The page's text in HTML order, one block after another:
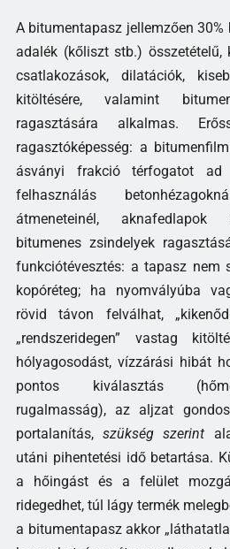
A bitumentapasz jellemzően 30%
adalék (kőliszt stb.) összetételű,
csatlakozások, dilatációk,
kitöltésére, valamint
ragasztására alkalmas.
ragasztóképesség: a
ásványi frakció térfogatot ad
felhasználás
átmeneteinél, aknafedlapok
bitumenes zsindelyek
funkciótévesztés: a tapasz nem
kopóréteg; ha nyomvályúba
rövid távon felválhat,
„rendszeridegen” vastag
hólyagosodást, vízzárási hibát
pontos kiválasztás
rugalmasság), az aljzat
portalanítás,szükség szerint
utáni pihentetési idő betartása.
a hőingást és a felület
ridegedhet, túl lágy termék
a bitumentapasz akkor